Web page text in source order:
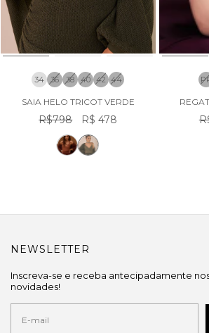
34 36 38 40 42 44
SAIA HELO TRICOT VERDE
R$798 R$ 478
NEWSLETTER
Inscreva-se e receba antecipadamente
novidades!